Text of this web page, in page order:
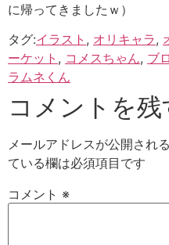
に帰ってきましたｗ）
タグ:イラスト , オリキャラ,
ーケット , コメスちゃん, ブ
ラムネくん
コメントを残
メールアドレスが公開され
ている欄は必須項目です
コメント ※